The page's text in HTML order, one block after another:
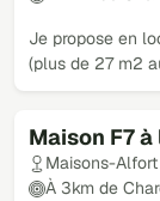
Je propose en
(plus de 27 m2
Maison F7
Loué
Maisons-
À 3km de